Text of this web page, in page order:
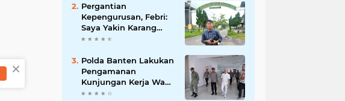
Berduka
Pergantian
Kepengurusan, Febri:
Saya Yakin Karang
Taruna Wanakarsa
Kepemimpinan Bung
Entus Jauh Membawa
Manfaat
Polda Banten Lakukan
Pengamanan
Kunjungan Kerja Wakil
Presiden RI
×